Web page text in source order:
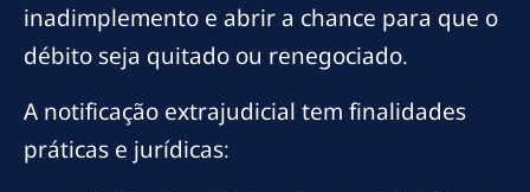
inadimplemento e abrir a chance para que o
débito seja quitado ou renegociado.
A notificação extrajudicial tem finalidades
práticas e jurídicas: